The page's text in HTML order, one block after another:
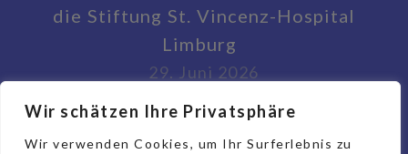
Wir schätzen Ihre Privatsphäre
Wir verwenden Cookies, um Ihr Surferlebnis zu
die Stiftung St. Vincenz-Hospital
Limburg
29. Juni 2026
12.000 Euro für die Stiftung St.
Vincenz-Hospital Limburg